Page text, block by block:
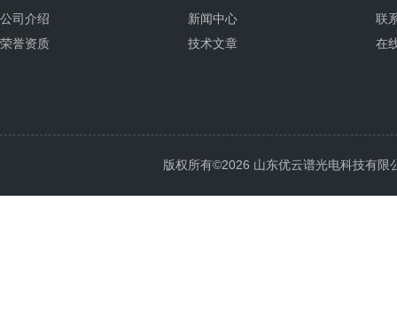
公司介绍
荣誉资质
新闻中心
技术文章
联
在
版权所有©2026 山东优云谱光电科技有